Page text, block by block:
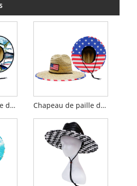
Chapeau de paille de pêche pour hommes Chapeau de paille drapeau américain